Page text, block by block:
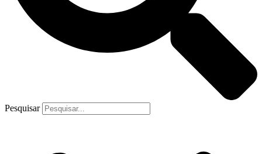
Pesquisar